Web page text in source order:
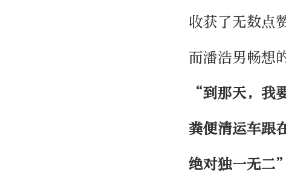
收获了无数点
而潘浩男畅想
“到那天，我
粪便清运车跟
绝对独一无二”